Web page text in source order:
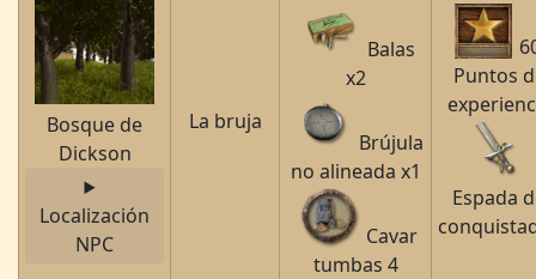
Bosque de
Dickson
Localización
NPC
La bruja
Balas
x2
Brújula
no alineada x1
Cavar
tumbas 4
Puntos
Espada